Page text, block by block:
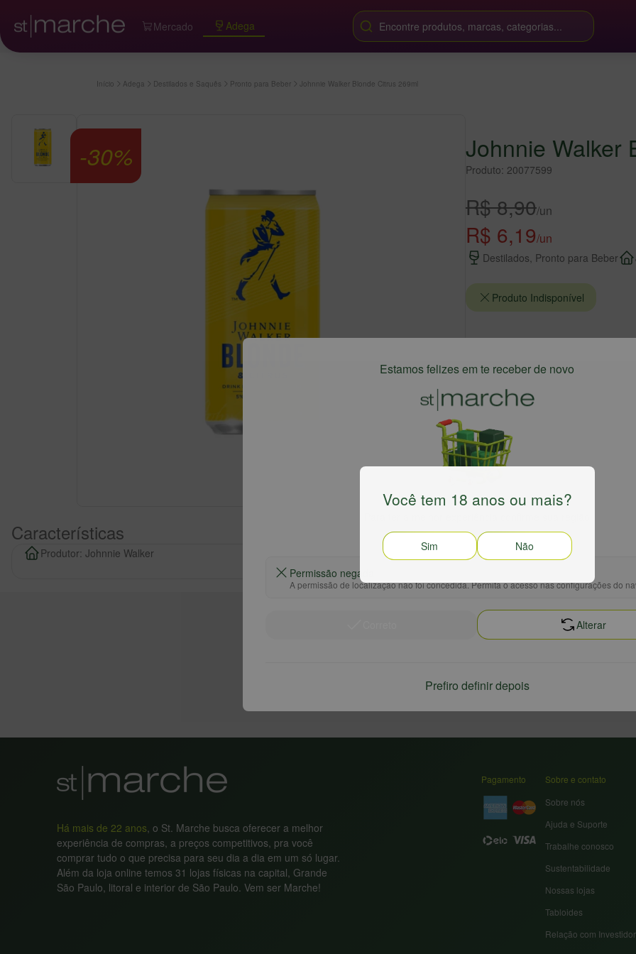
Mercado Adega Encontre produtos, marcas, categorias...
Início Adega Destilados e Saquês Pronto para Beber Johnnie Walker Blonde Citrus 269ml
-30% Johnnie Walker
Produto: 20077599
R$ 8,90/un
R$ 6,19/un
Destilados, Pronto para Beber
Produto Indisponível
Características
Produtor: Johnnie Walker
Há mais de 22 anos, o St. Marche busca oferecer a melhor
experiência de compras, a preços competitivos, pra você
comprar tudo o que precisa para seu dia a dia em um só lugar.
Além da loja online temos 31 lojas físicas na capital, Grande
São Paulo, litoral e interior de São Paulo. Vem ser Marche!
Pagamento
Sobre e contato
Sobre nós
Ajuda e Suporte
Trabalhe conosco
Sustentabilidade
Nossas lojas
Tabloides
Relação com
Estamos felizes em te receber de novo
Permissão negada
A permissão de localização não foi concedida. Permita o acesso nas configurações do
Alterar
Prefiro definir depois
Você tem 18 anos ou mais?
Sim Não